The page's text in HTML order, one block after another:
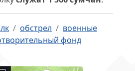
обстрел
военные
фонд